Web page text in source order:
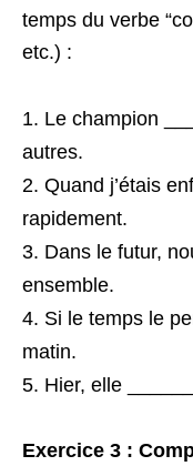
temps du verbe
etc.) :
Le champion
autres.
Quand j’étais
rapidement.
Dans le futur,
ensemble.
Si le temps le
matin.
Hier, elle
Exercice 3 :